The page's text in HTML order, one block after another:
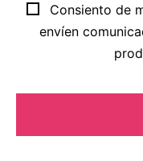
Consiento de
envíen